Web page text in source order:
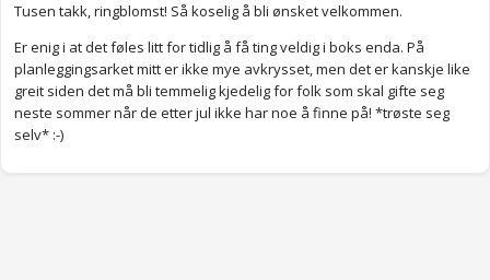
Tusen takk, ringblomst! Så koselig å bli ønsket velkommen.
Er enig i at det føles litt for tidlig å få ting veldig i boks enda. På
planleggingsarket mitt er ikke mye avkrysset, men det er kanskje like
greit siden det må bli temmelig kjedelig for folk som skal gifte seg
neste sommer når de etter jul ikke har noe å finne på! *trøste seg
selv* :-)